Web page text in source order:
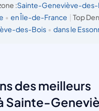
:Sainte-Geneviève-des-
• en Île-de-France
Top
des-Bois • dans le
des meilleurs
Sainte-